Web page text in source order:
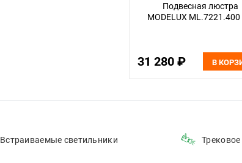
Подвесная люстра
MODELUX ML.7221.400
31 280 ₽ В
Встраиваемые светильники